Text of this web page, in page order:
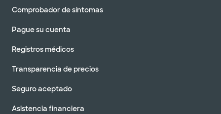
Comprobador de síntomas
Pague su cuenta
Registros médicos
Transparencia de precios
Seguro aceptado
Asistencia financiera